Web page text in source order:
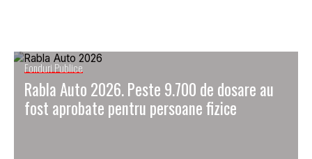
Fonduri Publice
Rabla Auto 2026. Peste 9.700 de dosare au
fost aprobate pentru persoane fizice